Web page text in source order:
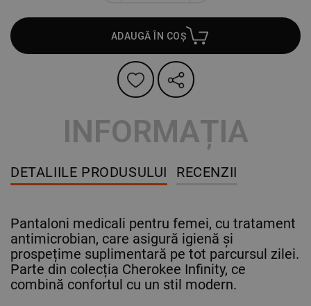
ADAUGĂ ÎN COȘ
INFORMAȚIA
DETALIILE PRODUSULUI RECENZII
Pantaloni medicali pentru femei, cu tratament
antimicrobian, care asigură igienă și
prospețime suplimentară pe tot parcursul zilei.
Parte din colecția Cherokee Infinity, ce
combină confortul cu un stil modern.